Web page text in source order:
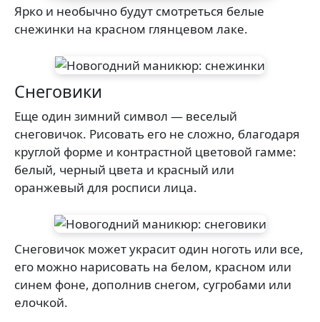
Ярко и необычно будут смотреться белые
снежинки на красном глянцевом лаке.
Снеговики
Еще один зимний символ — веселый
снеговичок. Рисовать его не сложно, благодаря
круглой форме и контрастной цветовой гамме:
белый, черный цвета и красный или
оранжевый для росписи лица.
Снеговичок может украсит один ноготь или все,
его можно нарисовать на белом, красном или
синем фоне, дополнив снегом, сугробами или
елочкой.